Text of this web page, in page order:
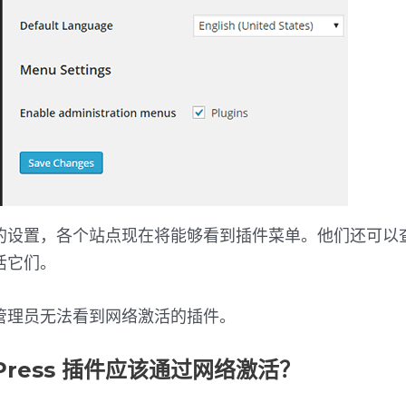
设置，各个站点现在将能够看到插件菜单。他们还可以
们。
员无法看到网络激活的插件。
插件应该通过网络激活？